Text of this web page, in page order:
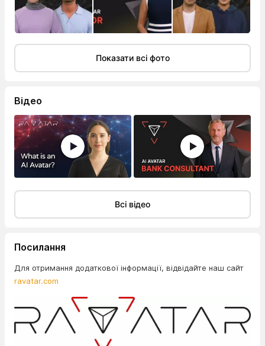
Показати всі фото
Відео
Всі відео
Посилання
Для отримання додаткової інформації, відвідайте наш сайт
ravatar.com